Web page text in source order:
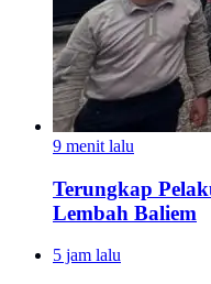
9 menit lalu
Terungkap
Lembah Baliem
5 jam lalu